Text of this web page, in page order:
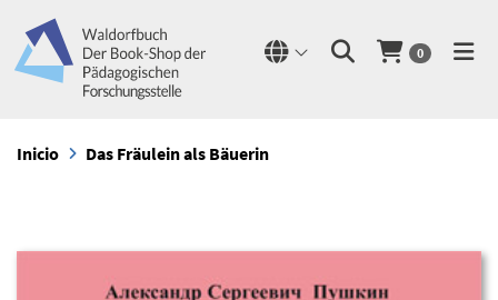
0
Inicio Das Fräulein als Bäuerin